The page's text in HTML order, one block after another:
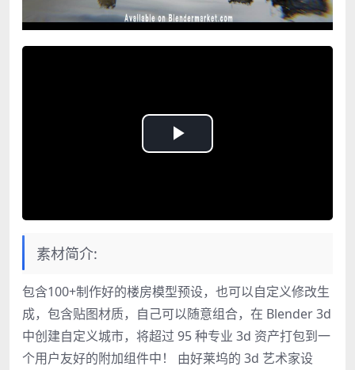
Play
素材简介:
包含100+制作好的楼房模型预设，也可以自定义修改生
成，包含贴图材质，自己可以随意组合，在 Blender 3d
中创建自定义城市，将超过 95 种专业 3d 资产打包到一
个用户友好的附加组件中！ 由好莱坞的 3d 艺术家设